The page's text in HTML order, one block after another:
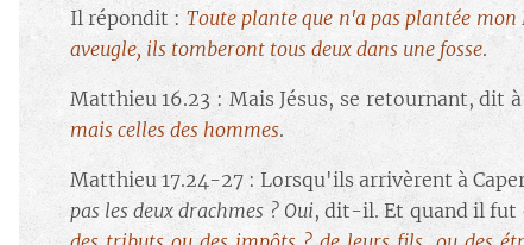
Il répondit : Toute plante que n'a pas plantée mon
aveugle, ils tomberont tous deux dans une fosse.
Matthieu 16.23 : Mais Jésus, se retournant, dit
mais celles des hommes.
Matthieu 17.24-27 : Lorsqu'ils arrivèrent à
pas les deux drachmes ? Oui, dit-il. Et quand il fut